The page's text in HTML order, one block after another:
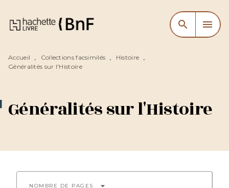
MENU RECHERCHE
CONTENU
search menu
Accueil • Collections facsimilés • Histoire •
Généralités sur l'Histoire
Généralités sur l'Histoire
NOMBRE DE PAGES